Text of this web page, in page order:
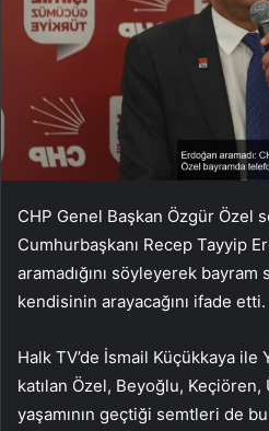
CHP Genel Başkan Özgür Özel
Cumhurbaşkanı Recep Tayyip
aramadığını söyleyerek bayram
kendisinin arayacağını ifade etti.
Halk TV’de İsmail Küçükkaya ile
katılan Özel, Beyoğlu, Keçiören,
yaşamının geçtiği semtleri de